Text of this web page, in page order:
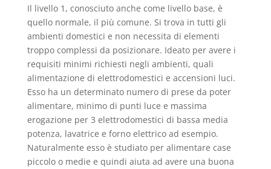
Il livello 1, conosciuto anche come livello base, è
quello normale, il più comune. Si trova in tutti gli
ambienti domestici e non necessita di elementi
troppo complessi da posizionare. Ideato per avere i
requisiti minimi richiesti negli ambienti, quali
alimentazione di elettrodomestici e accensioni luci.
Esso ha un determinato numero di prese da poter
alimentare, minimo di punti luce e massima
erogazione per 3 elettrodomestici di bassa media
potenza, lavatrice e forno elettrico ad esempio.
Naturalmente esso è studiato per alimentare case
piccolo o medie e quindi aiuta ad avere una buona